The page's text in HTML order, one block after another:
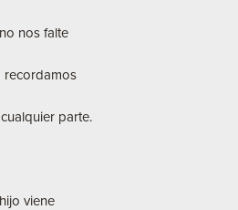
nos falte
recordamos
parte.
viene